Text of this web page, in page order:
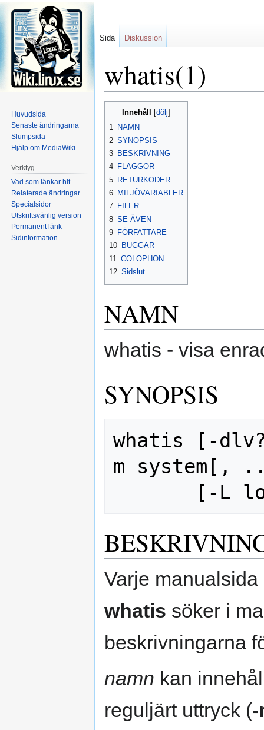
whatis(1)
Hoppa
Hoppa
Innehåll
1 NAMN
2 SYNOPSIS
3 BESKRIVNING
4 FLAGGOR
5 RETURKODER
6 MILJÖVARIABLER
7 FILER
8 SE ÄVEN
9 FÖRFATTARE
10 BUGGAR
11 COLOPHON
12 Sidslut
NAMN
whatis - visa
SYNOPSIS
whatis [-
m system[,
Varje
whatis söker i
beskrivningarna
namn kan
reguljärt uttryck (-
Sida Diskussion
Huvudsida
Senaste ändringarna
Slumpsida
Hjälp om MediaWiki
Verktyg
Vad som länkar hit
Relaterade ändringar
Specialsidor
Utskriftsvänlig version
Permanent länk
Sidinformation